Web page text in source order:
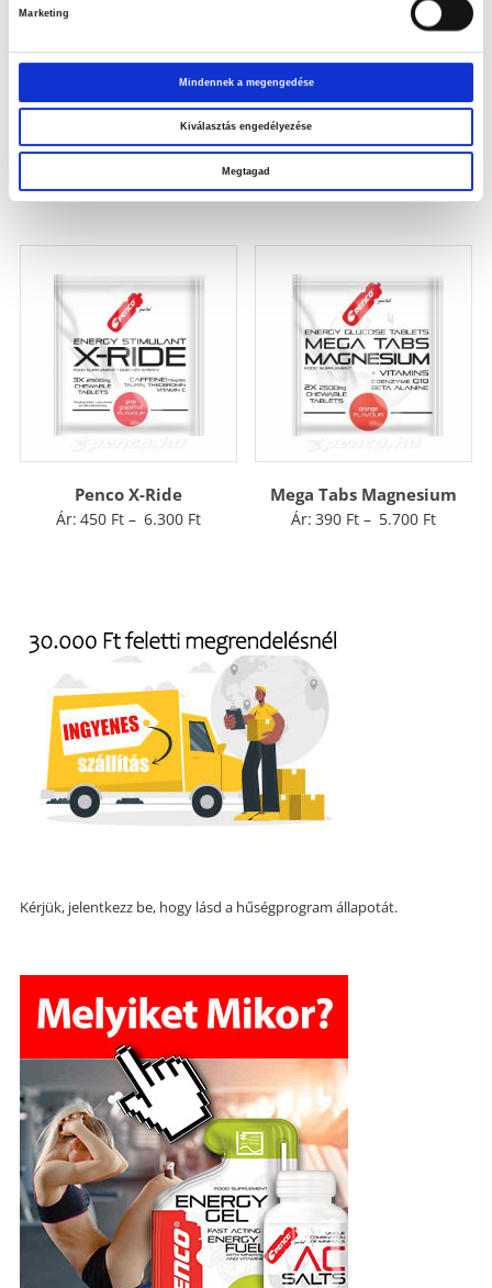
Marketing
Mindennek a megengedése
Kiválasztás engedélyezése
Megtagad
X-Ride Shot 25 ml MCT OIL
Penco X-Ride
Ár: 450 Ft – 6.300 FtÁrtartomány:
Mega Tabs Magnesium
Ár: 390 Ft – 5.700 Ft
Kérjük, jelentkezz be, hogy lásd a hűségprogram állapotát.